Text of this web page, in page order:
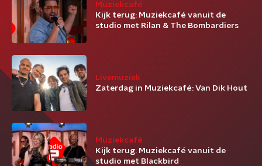
Muziekcafé
Kijk terug: Muziekcafé vanuit de
studio met Rilan & The Bombardiers
Livemuziek
Zaterdag in Muziekcafé: Van Dik Hout
Muziekcafé
Kijk terug: Muziekcafé vanuit de
studio met Blackbird